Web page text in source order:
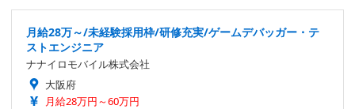
月給28万～/未経験採用枠/研修充実/ゲームデバッガー・テ
ストエンジニア
ナナイロモバイル株式会社
大阪府
月給28万円～60万円